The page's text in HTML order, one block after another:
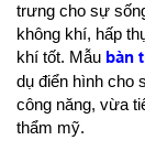
trưng cho sự
không khí, hấp
khí tốt. Mẫu bàn
dụ điển hình cho
công năng, vừa
thẩm mỹ.